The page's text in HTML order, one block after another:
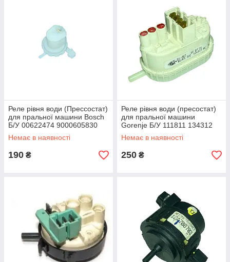
Реле рівня води (Прессостат)
для пральної машини Bosch
Б/У 00622474 9000605830
Немає в наявності
190 ₴
Реле рівня води (пресостат)
для пральної машини
Gorenje Б/У 111811 134312
Немає в наявності
250 ₴